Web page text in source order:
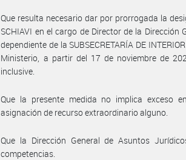
Que resulta necesario dar por prorrogada la
SCHIAVI en el cargo de Director de la Dirección
dependiente de la SUBSECRETARÍA DE
Ministerio, a partir del 17 de noviembre de
inclusive.
Que la presente medida no implica exceso
asignación de recurso extraordinario alguno.
Que la Dirección General de Asuntos
competencias.